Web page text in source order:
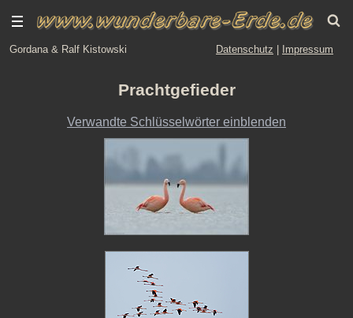
Gordana & Ralf Kistowski Datenschutz Impressum
Prachtgefieder
Verwandte Schlüsselwörter einblenden